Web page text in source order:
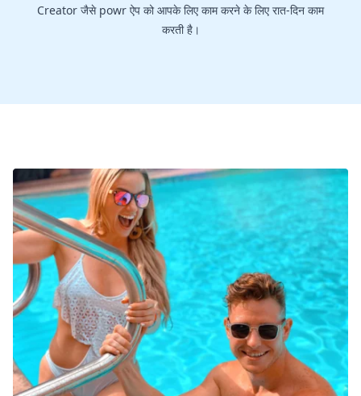
Creator जैसे powr ऐप को आपके लिए काम करने के लिए रात-दिन काम
करती है।